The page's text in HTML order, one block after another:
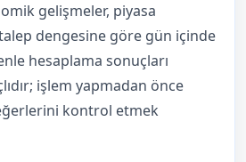
gelişmeler, piyasa
dengesine göre gün içinde
hesaplama sonuçları
işlem yapmadan önce
kontrol etmek